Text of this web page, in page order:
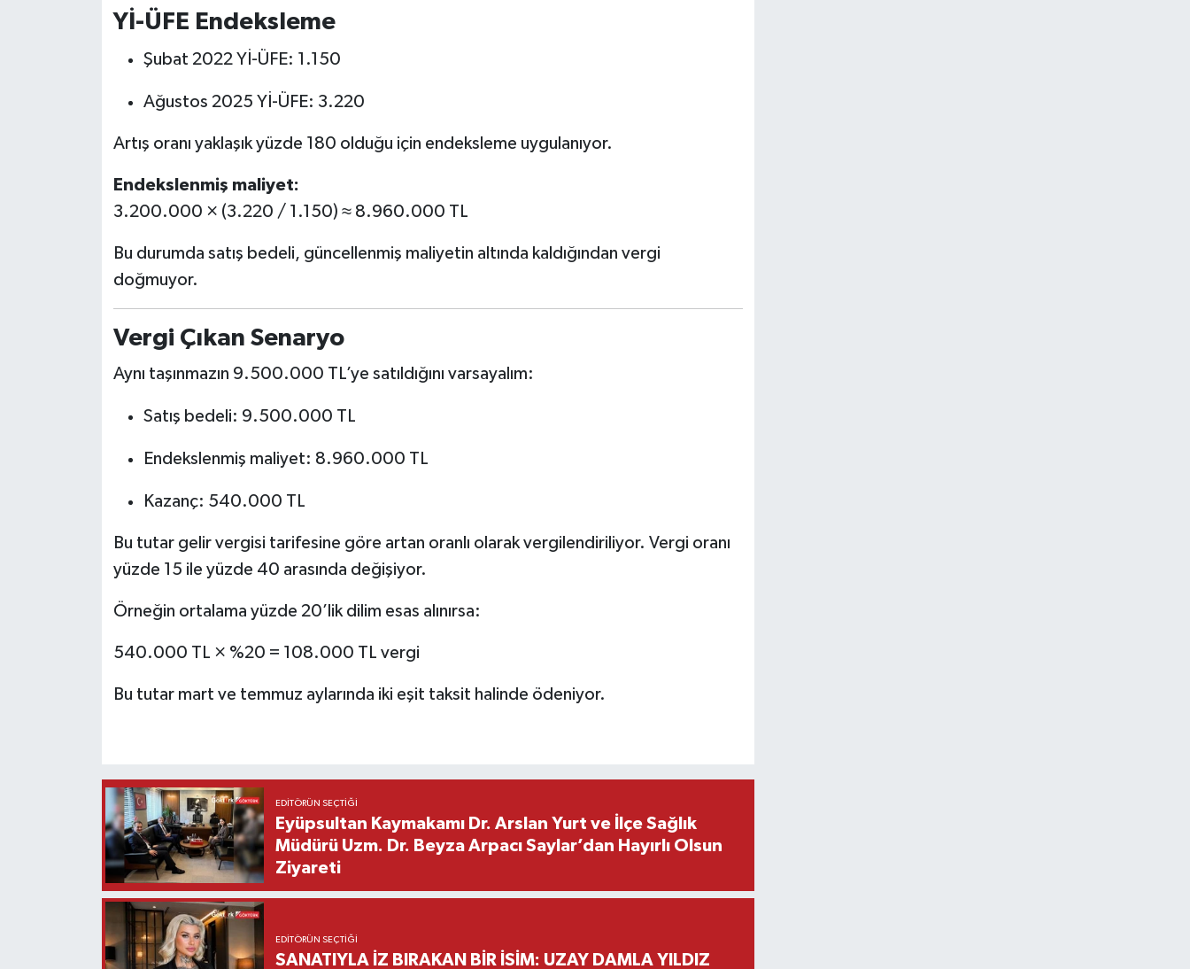
Yİ-ÜFE Endeksleme
Şubat 2022 Yİ-ÜFE: 1.150
Ağustos 2025 Yİ-ÜFE: 3.220
Artış oranı yaklaşık yüzde 180 olduğu için endeksleme uygulanıyor.
Endekslenmiş maliyet:
3.200.000 × (3.220 / 1.150) ≈ 8.960.000 TL
Bu durumda satış bedeli, güncellenmiş maliyetin altında kaldığından vergi
doğmuyor.
Vergi Çıkan Senaryo
Aynı taşınmazın 9.500.000 TL’ye satıldığını varsayalım:
Satış bedeli: 9.500.000 TL
Endekslenmiş maliyet: 8.960.000 TL
Kazanç: 540.000 TL
Bu tutar gelir vergisi tarifesine göre artan oranlı olarak vergilendiriliyor. Vergi oranı
yüzde 15 ile yüzde 40 arasında değişiyor.
Örneğin ortalama yüzde 20’lik dilim esas alınırsa:
540.000 TL × %20 = 108.000 TL vergi
Bu tutar mart ve temmuz aylarında iki eşit taksit halinde ödeniyor.
EDITÖRÜN SEÇTIĞI
Eyüpsultan Kaymakamı Dr. Arslan Yurt ve İlçe Sağlık
Müdürü Uzm. Dr. Beyza Arpacı Saylar’dan Hayırlı Olsun
Ziyareti
EDITÖRÜN SEÇTIĞI
SANATIYLA İZ BIRAKAN BİR İSİM: UZAY DAMLA YILDIZ